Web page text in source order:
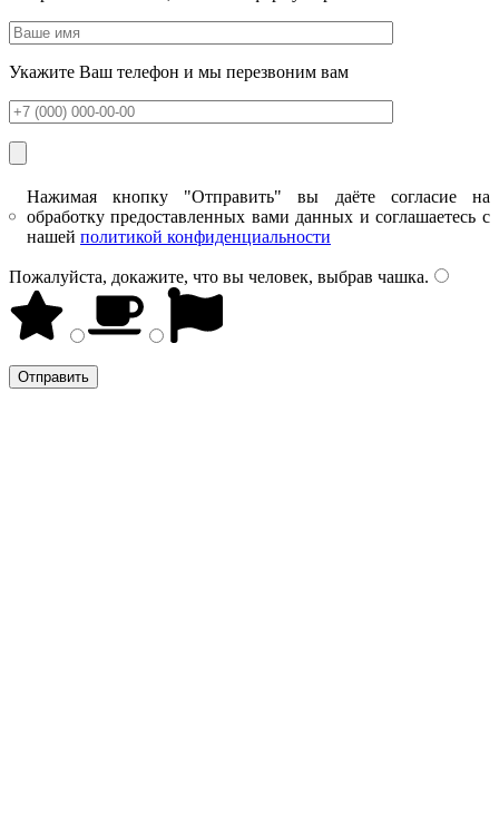
Укажите Ваш телефон и мы перезвоним вам
Нажимая кнопку "Отправить" вы даёте согласие на
обработку предоставленных вами данных и соглашаетесь с
нашей политикой конфиденциальности
Пожалуйста, докажите, что вы человек, выбрав чашка.